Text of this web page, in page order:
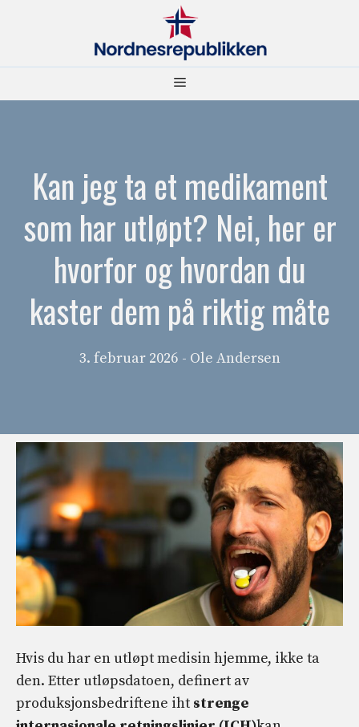
Meny
Kan jeg ta et medikament
som har utløpt? Nei, her er
hvorfor og hvordan du
kaster dem på riktig måte
3. februar 2026 - Ole Andersen
Hvis du har en utløpt medisin hjemme, ikke ta
den. Etter utløpsdatoen, definert av
produksjonsbedriftene iht strenge